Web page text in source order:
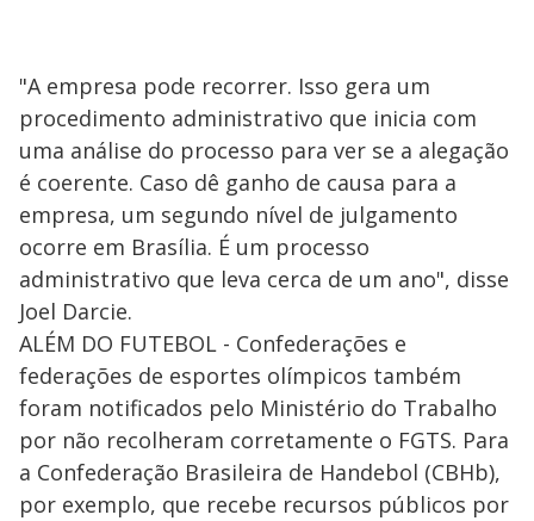
"A empresa pode recorrer. Isso gera um
procedimento administrativo que inicia com
uma análise do processo para ver se a alegação
é coerente. Caso dê ganho de causa para a
empresa, um segundo nível de julgamento
ocorre em Brasília. É um processo
administrativo que leva cerca de um ano", disse
Joel Darcie.
ALÉM DO FUTEBOL - Confederações e
federações de esportes olímpicos também
foram notificados pelo Ministério do Trabalho
por não recolheram corretamente o FGTS. Para
a Confederação Brasileira de Handebol (CBHb),
por exemplo, que recebe recursos públicos por